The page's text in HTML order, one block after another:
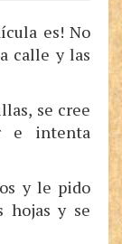
es! No
calle y las
se cree
e intenta
y le pido
hojas y se